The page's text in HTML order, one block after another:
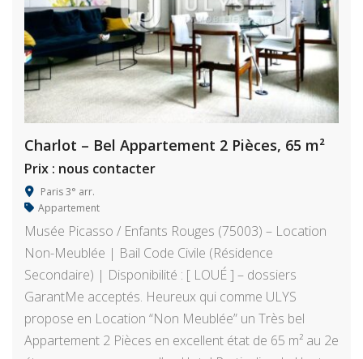
Charlot – Bel Appartement 2 Pièces, 65 m²
Prix : nous contacter
Paris 3° arr.
Appartement
Musée Picasso / Enfants Rouges (75003) – Location
Non-Meublée | Bail Code Civile (Résidence
Secondaire) | Disponibilité : [ LOUÉ ] – dossiers
GarantMe acceptés. Heureux qui comme ULYS
propose en Location “Non Meublée” un Très bel
Appartement 2 Pièces en excellent état de 65 m² au 2e